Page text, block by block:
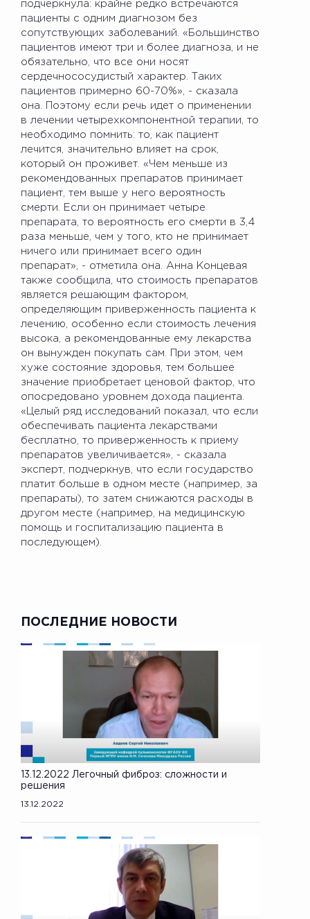
подчеркнула: крайне редко встречаются
пациенты с одним диагнозом без
сопутствующих заболеваний. «Большинство
пациентов имеют три и более диагноза, и не
обязательно, что все они носят
сердечнососудистый характер. Таких
пациентов примерно 60-70%», - сказала
она. Поэтому если речь идет о применении
в лечении четырехкомпонентной терапии, то
необходимо помнить: то, как пациент
лечится, значительно влияет на срок,
который он проживет. «Чем меньше из
рекомендованных препаратов принимает
пациент, тем выше у него вероятность
смерти. Если он принимает четыре
препарата, то вероятность его смерти в 3,4
раза меньше, чем у того, кто не принимает
ничего или принимает всего один
препарат», - отметила она. Анна Концевая
также сообщила, что стоимость препаратов
является решающим фактором,
определяющим приверженность пациента к
лечению, особенно если стоимость лечения
высока, а рекомендованные ему лекарства
он вынужден покупать сам. При этом, чем
хуже состояние здоровья, тем большее
значение приобретает ценовой фактор, что
опосредовано уровнем дохода пациента.
«Целый ряд исследований показал, что если
обеспечивать пациента лекарствами
бесплатно, то приверженность к приему
препаратов увеличивается», - сказала
эксперт, подчеркнув, что если государство
платит больше в одном месте (например, за
препараты), то затем снижаются расходы в
другом месте (например, на медицинскую
помощь и госпитализацию пациента в
последующем).
ПОСЛЕДНИЕ НОВОСТИ
13.12.2022 Легочный фиброз: сложности и
решения
13.12.2022